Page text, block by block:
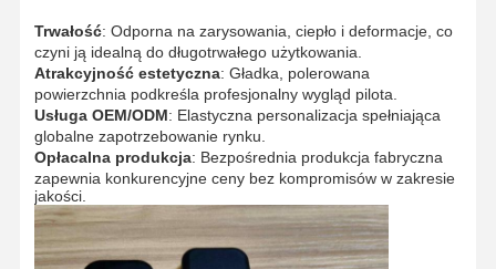
Trwałość: Odporna na zarysowania, ciepło i deformacje, co
czyni ją idealną do długotrwałego użytkowania.
Atrakcyjność estetyczna: Gładka, polerowana
powierzchnia podkreśla profesjonalny wygląd pilota.
Usługa OEM/ODM: Elastyczna personalizacja spełniająca
globalne zapotrzebowanie rynku.
Opłacalna produkcja: Bezpośrednia produkcja fabryczna
zapewnia konkurencyjne ceny bez kompromisów w zakresie
jakości.